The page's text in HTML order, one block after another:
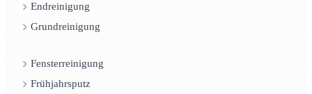
Endreinigung
Grundreinigung
Fensterreinigung
Frühjahrsputz